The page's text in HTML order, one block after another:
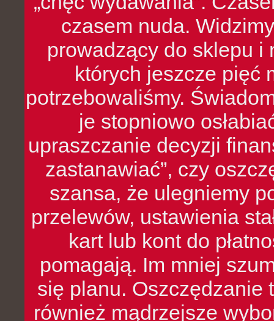
czasem nuda.
prowadzący do sklepu i
których jeszcze pięć
potrzebowaliśmy.
je stopniowo
upraszczanie decyzji
zastanawiać”, czy
szansa, że ulegniemy
przelewów, ustawienia
kart lub kont do
pomagają. Im mniej
się planu. Oszczędzanie
również mądrzejsze